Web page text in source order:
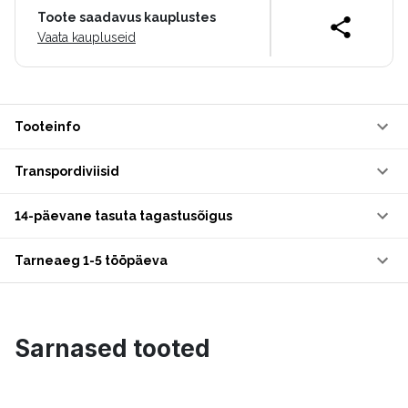
Toote saadavus kauplustes
Vaata kaupluseid
Tooteinfo
Transpordiviisid
14-päevane tasuta tagastusõigus
Tarneaeg 1-5 tööpäeva
Sarnased tooted